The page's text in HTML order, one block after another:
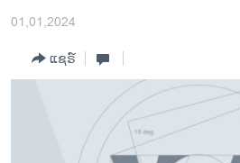
ຊີວິດຊາວລາວ
ວິທະຍາສາດ-ເທັກໂນໂລຈີ
01,01,2024
ແຊຣ໌